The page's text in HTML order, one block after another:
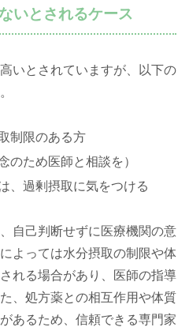
いとされるケース
いとされていますが、以下の
制限のある方
のため医師と相談を）
、過剰摂取に気をつける
自己判断せずに医療機関の意
よっては水分摂取の制限や体
れる場合があり、医師の指導
、処方薬との相互作用や体質
あるため、信頼できる専門家